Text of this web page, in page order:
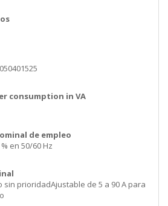
consumption in VA
de empleo
% en 50/60 Hz
sin prioridadAjustable de 5 a 90 A para